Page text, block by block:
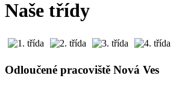
Naše třídy
Odloučené pracoviště Nová Ves